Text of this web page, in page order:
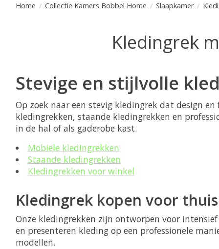
Home / Collectie Kamers Bobbel Home / Slaapkamer /
Kledingrek
Stevige en stijlvolle
Op zoek naar een stevig kledingrek dat design
kledingrekken, staande kledingrekken en
in de hal of als gaderobe kast.
Mobiele kledingrekken
Staande kledingrekken
Kledingrekken voor winkel
Kledingrek kopen voor
Onze kledingrekken zijn ontworpen voor
en presenteren kleding op een professionele
modellen.